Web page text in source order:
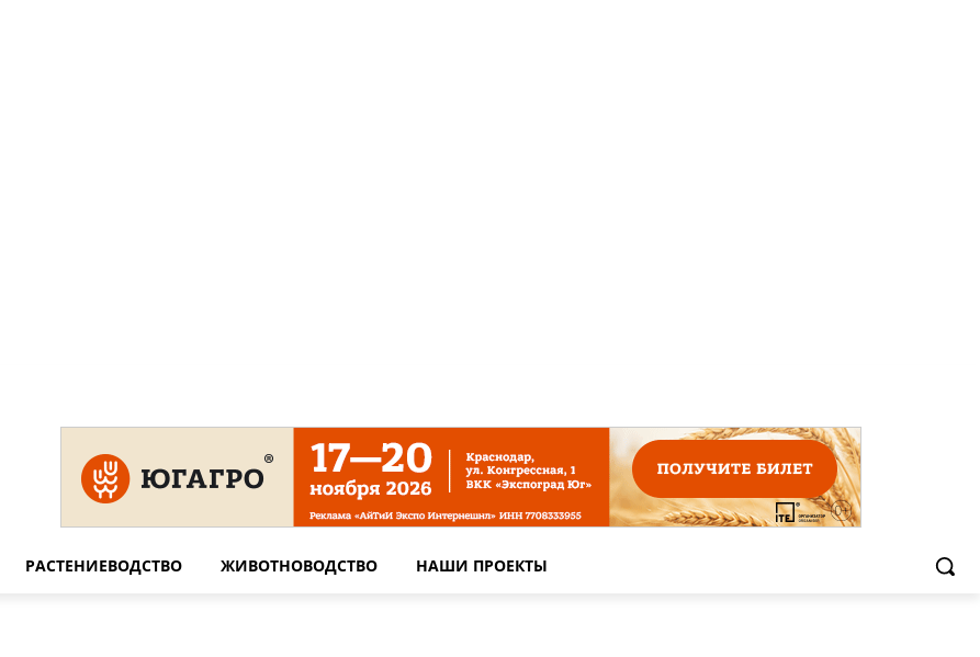
РАСТЕНИЕВОДСТВО ЖИВОТНОВОДСТВО НАШИ ПРОЕКТЫ